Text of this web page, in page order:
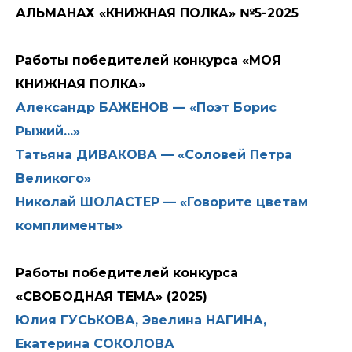
АЛЬМАНАХ «КНИЖНАЯ ПОЛКА» №5-2025
Работы победителей конкурса «МОЯ
КНИЖНАЯ ПОЛКА»
Александр БАЖЕНОВ — «Поэт Борис
Рыжий...»
Татьяна ДИВАКОВА — «Соловей Петра
Великого»
Николай ШОЛАСТЕР — «Говорите цветам
комплименты»
Работы победителей конкурса
«СВОБОДНАЯ ТЕМА» (2025)
Юлия ГУСЬКОВА, Эвелина НАГИНА,
Екатерина СОКОЛОВА